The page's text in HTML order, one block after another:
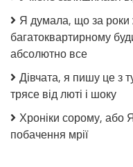
Я думала, що за роки
багатоквартирному
абсолютно все
Дівчата, я пишу це з
трясе від люті і шоку
Хроніки сорому, або
побачення мрії